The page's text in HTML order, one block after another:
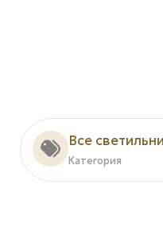
Все
Категория